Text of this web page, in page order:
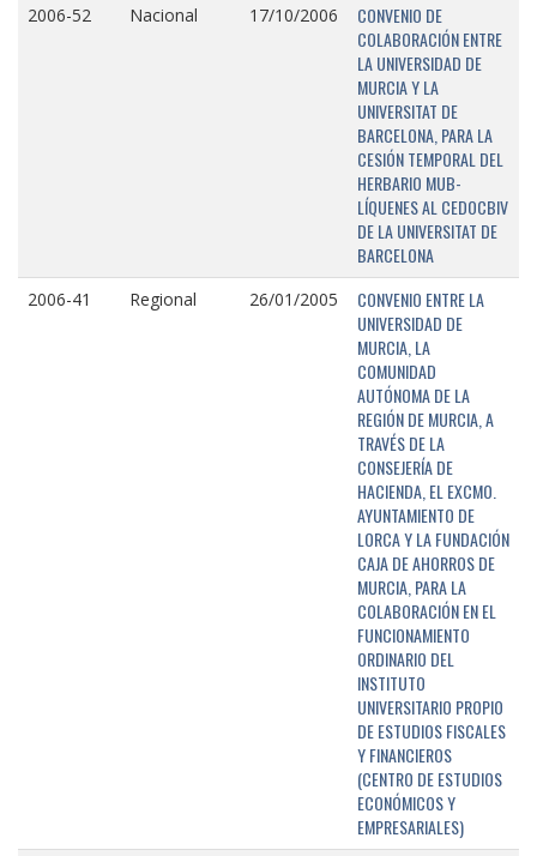
2006-52 Nacional 17/10/2006
CONVENIO DE
COLABORACIÓN ENTRE
LA UNIVERSIDAD DE
MURCIA Y LA
UNIVERSITAT DE
BARCELONA, PARA LA
CESIÓN TEMPORAL DEL
HERBARIO MUB-
LÍQUENES AL CEDOCBIV
DE LA UNIVERSITAT DE
BARCELONA
2006-41 Regional 26/01/2005
CONVENIO ENTRE LA
UNIVERSIDAD DE
MURCIA, LA
COMUNIDAD
AUTÓNOMA DE LA
REGIÓN DE MURCIA, A
TRAVÉS DE LA
CONSEJERÍA DE
HACIENDA, EL EXCMO.
AYUNTAMIENTO DE
LORCA Y LA FUNDACIÓN
CAJA DE AHORROS DE
MURCIA, PARA LA
COLABORACIÓN EN EL
FUNCIONAMIENTO
ORDINARIO DEL
INSTITUTO
UNIVERSITARIO PROPIO
DE ESTUDIOS FISCALES
Y FINANCIEROS
(CENTRO DE ESTUDIOS
ECONÓMICOS Y
EMPRESARIALES)